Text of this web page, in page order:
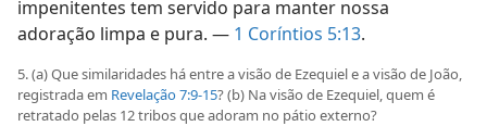
impenitentes tem servido para manter nossa
adoração limpa e pura. — 1 Coríntios 5:13.
5. (a) Que similaridades há entre a visão de Ezequiel e a visão de João,
registrada em Revelação 7:9-15? (b) Na visão de Ezequiel, quem é
retratado pelas 12 tribos que adoram no pátio externo?